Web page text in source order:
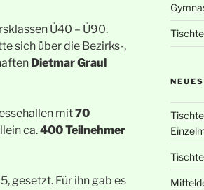
Ü40 – Ü90.
sich über die Bezirks-,
DietmarGraul
mit70
ca.400 Teilnehmer
gesetzt. Für ihn gab es